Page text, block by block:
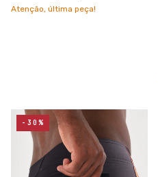
Atenção, última peça!
-30%